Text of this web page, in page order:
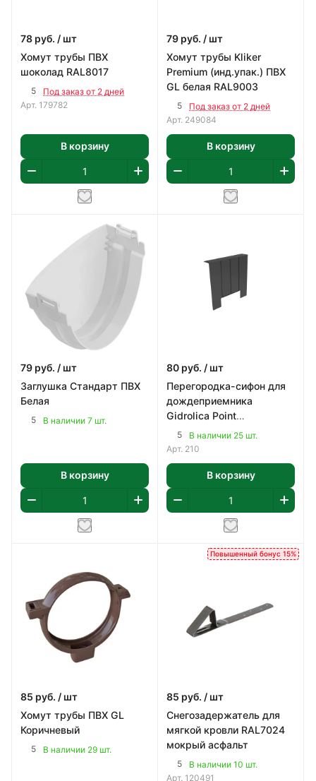
78 руб. / шт
Хомут трубы ПВХ
шоколад RAL8017
5
Под заказ от 2 дней
Арт. 179782
В корзину
79 руб. / шт
Хомут трубы Kliker
Premium (инд.упак.) ПВХ
GL белая RAL9003
5
Под заказ от 2 дней
Арт. 249084
В корзину
79 руб. / шт
Заглушка Стандарт ПВХ
Белая
5 В наличии 7 шт.
В корзину
80 руб. / шт
Перегородка-сифон для
дождеприемника
Gidrolica Point
250х2.5х242мм -
пластиковая
5
В наличии 25 шт.
Арт. 210
В корзину
85 руб. / шт
Хомут трубы ПВХ GL
Коричневый
5 В наличии 29 шт.
Повышенный бонус 15%
85 руб. / шт
Снегозадержатель для
мягкой кровли RAL7024
мокрый асфальт
5
В наличии 10 шт.
Арт. 120491